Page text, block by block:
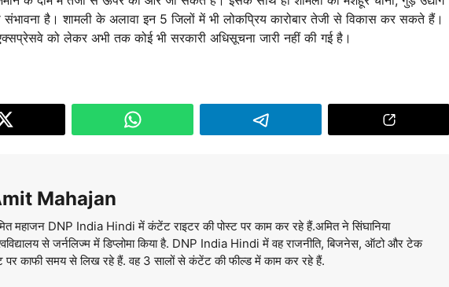
संभावना है। शामली के अलावा इन 5 जिलों में भी लोकप्रिय कारोबार तेजी से विकास कर सकते हैं।
को लेकर अभी तक कोई भी सरकारी अधिसूचना जारी नहीं की गई है।
Mahajan
महाजन DNP India Hindi में कंटेंट राइटर की पोस्ट पर काम कर रहे हैं.अमित ने सिंघानिया
से जर्नलिज्म में डिप्लोमा किया है. DNP India Hindi में वह राजनीति, बिजनेस, ऑटो और टेक
पर काफी समय से लिख रहे हैं. वह 3 सालों से कंटेंट की फील्ड में काम कर रहे हैं.